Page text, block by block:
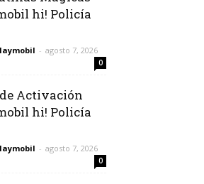
hi! Policía
- agosto 7, 2026
0
Activación
hi! Policía
- agosto 7, 2026
0